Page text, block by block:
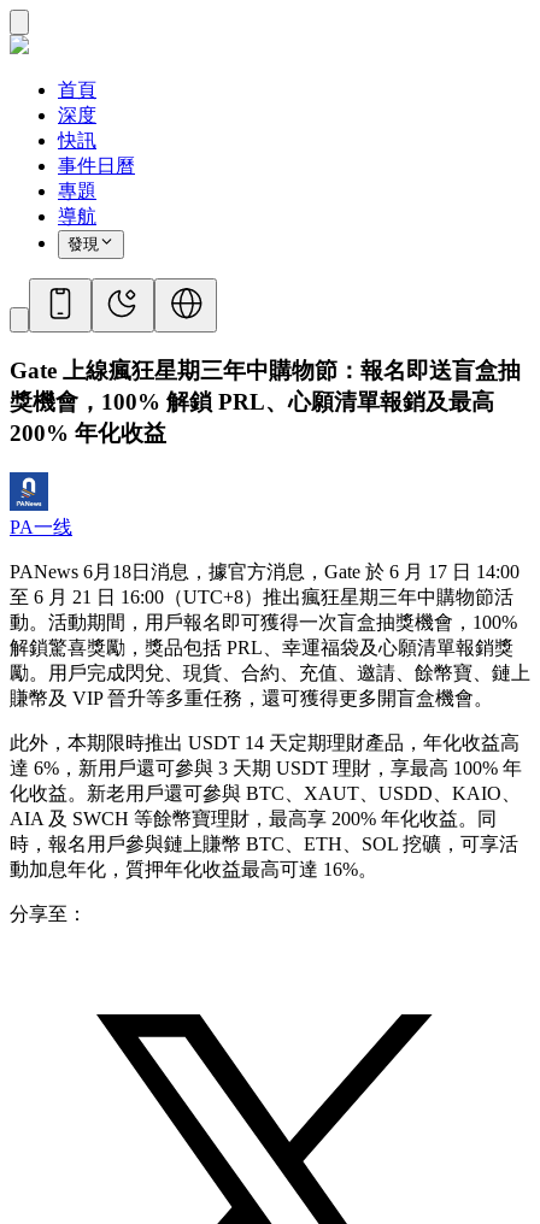
首頁
深度
快訊
事件日曆
專題
導航
發現
Gate 上線瘋狂星期三年中購物節：報名即送盲盒抽
獎機會，100% 解鎖 PRL、心願清單報銷及最高
200% 年化收益
PA一线
PANews 6月18日消息，據官方消息，Gate 於 6 月 17 日 14:00
至 6 月 21 日 16:00（UTC+8）推出瘋狂星期三年中購物節活
動。活動期間，用戶報名即可獲得一次盲盒抽獎機會，100%
解鎖驚喜獎勵，獎品包括 PRL、幸運福袋及心願清單報銷獎
勵。用戶完成閃兌、現貨、合約、充值、邀請、餘幣寶、鏈上
賺幣及 VIP 晉升等多重任務，還可獲得更多開盲盒機會。
此外，本期限時推出 USDT 14 天定期理財產品，年化收益高
達 6%，新用戶還可參與 3 天期 USDT 理財，享最高 100% 年
化收益。新老用戶還可參與 BTC、XAUT、USDD、KAIO、
AIA 及 SWCH 等餘幣寶理財，最高享 200% 年化收益。同
時，報名用戶參與鏈上賺幣 BTC、ETH、SOL 挖礦，可享活
動加息年化，質押年化收益最高可達 16%。
分享至：